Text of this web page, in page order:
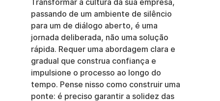
Transformar a cultura da sua empresa,
passando de um ambiente de silêncio
para um de diálogo aberto, é uma
jornada deliberada, não uma solução
rápida. Requer uma abordagem clara e
gradual que construa confiança e
impulsione o processo ao longo do
tempo. Pense nisso como construir uma
ponte: é preciso garantir a solidez das